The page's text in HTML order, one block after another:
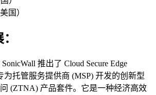
国）
SonicWall 推出了 Cloud Secure Edge
为托管服务提供商 (MSP) 开发的创新型
(ZTNA) 产品套件。它是一种经济高效